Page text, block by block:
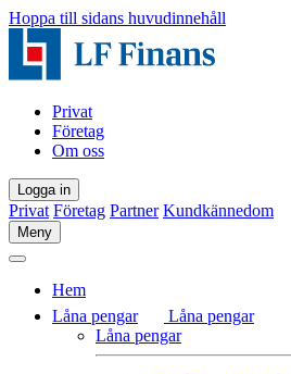
Hoppa till sidans huvudinnehåll
Privat
Företag
Om oss
Logga in
Privat Företag Partner Kundkännedom
Meny
Hem
Låna pengar
Låna pengar
Låna pengar